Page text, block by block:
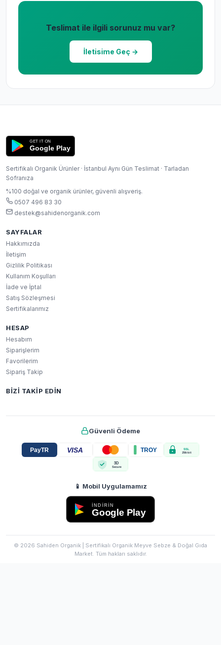
Teslimat ile ilgili sorunuz mu var?
İletisime Geç →
GET IT ON
Google Play
Sertifikalı Organik Ürünler · İstanbul Aynı Gün Teslimat · Tarladan
Sofranıza
%100 doğal ve organik ürünler, güvenli alışveriş.
0507 496 83 30
destek@sahidenorganik.com
SAYFALAR
Hakkımızda
İletişim
Gizlilik Politikası
Kullanım Koşulları
İade ve İptal
Satış Sözleşmesi
Sertifikalarımız
HESAP
Hesabım
Siparişlerim
Favorilerim
Sipariş Takip
BIZI TAKIP EDIN
Güvenli Ödeme
PayTR VISA TROY SSL
256-bit
3D
Secure
📱 Mobil Uygulamamız
İNDİRİN
Google Play
© 2026 Sahiden Organik | Sertifikalı Organik Meyve Sebze & Doğal Gıda
Market. Tüm hakları saklıdır.